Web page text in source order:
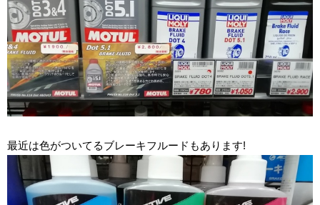
最近は色がついてるブレーキフルードもあります!